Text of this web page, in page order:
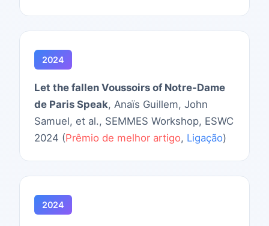
2024
Let the fallen Voussoirs of Notre-Dame
de Paris Speak, Anaïs Guillem, John
Samuel, et al., SEMMES Workshop, ESWC
2024 (Prêmio de melhor artigo, Ligação)
2024